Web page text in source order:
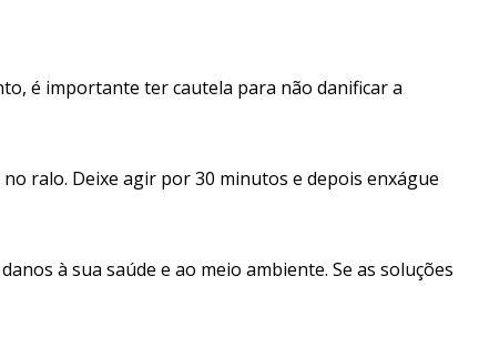
é importante ter cautela para não danificar a
ralo. Deixe agir por 30 minutos e depois enxágue
à sua saúde e ao meio ambiente. Se as soluções